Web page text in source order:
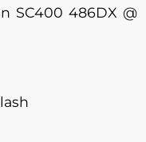
SC400 486DX @